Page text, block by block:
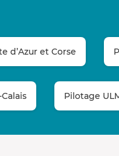
d’Azur et Corse
Pilotage